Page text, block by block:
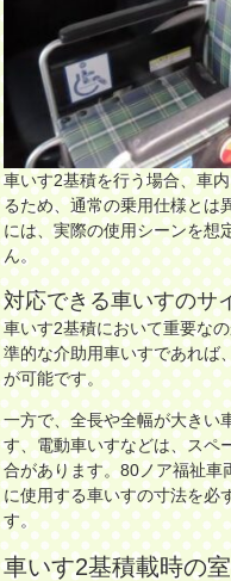
車いす2基積を行う場合、車
るため、通常の乗用仕様とは
には、実際の使用シーンを想
ん。
対応できる車いすのサ
車いす2基積において重要な
準的な介助用車いすであれば
が可能です。
一方で、全長や全幅が大きい
す、電動車いすなどは、スペ
合があります。80ノア福祉車
に使用する車いすの寸法を必
す。
車いす2基積載時の